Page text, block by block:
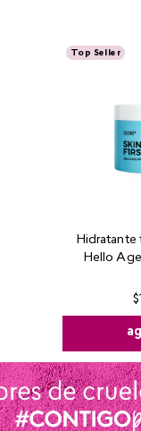
Hidratante
Hello
Top Seller
$